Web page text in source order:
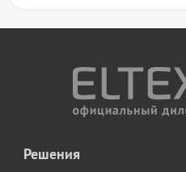
Решения